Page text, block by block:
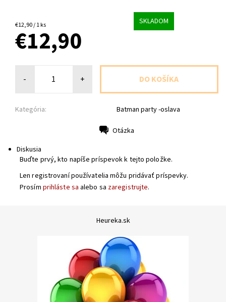
€12,90 / 1 ks SKLADOM
€12,90
- +
Kategória: Batman party -oslava
Otázka
Diskusia
Buďte prvý, kto napíše príspevok k tejto položke.
Len registrovaní používatelia môžu pridávať príspevky.
Prosím prihláste sa alebo sa zaregistrujte.
Heureka.sk